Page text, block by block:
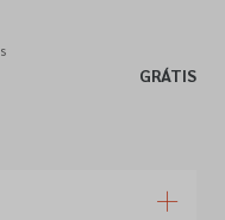
GRÁTIS